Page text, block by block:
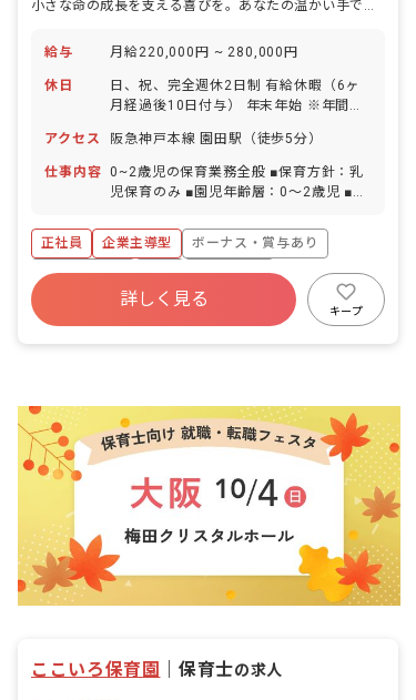
給与 月給220,000円 ~ 280,000円
休日
日、祝、完全週休2日制 有給休暇（6ヶ
月経過後10日付与） 年末年始 ※年間休
アクセス
阪急神戸本線 園田駅（徒歩5分）
仕事内容 0~2歳児の保育業務全般 ■保育方針：乳
児保育のみ ■園児年齢層：0～2歳児 ■書
正社員
企業主導型
ボーナス・賞与あり
社会保険完備
有給
退職金制度
昇給昇進あり
産休育休制度
詳しく見る
キープ
ここいろ保育園 ｜保育士の求人